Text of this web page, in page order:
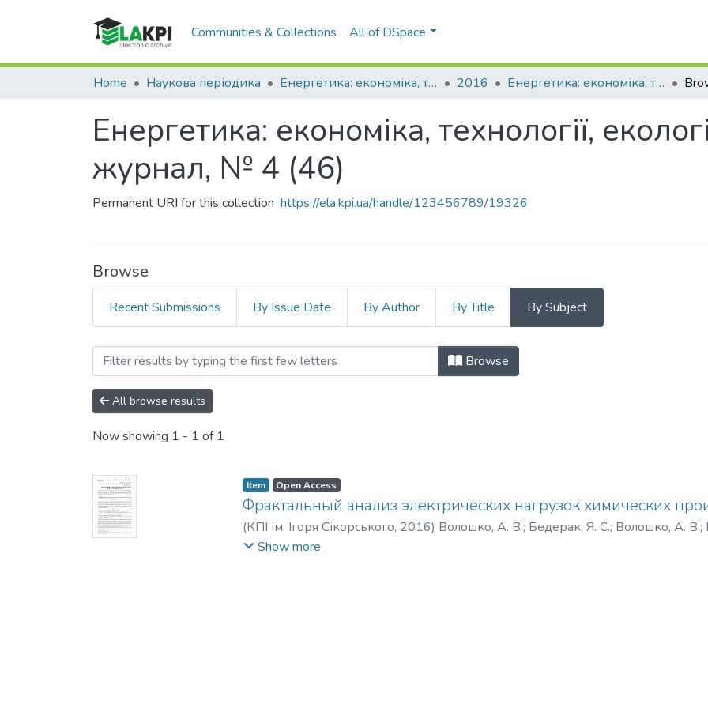
Communities & Collections All of DSpace
Home Наукова періодика Енергетика: економіка, технології, екологія 2016 Енергетика: економіка, технології, екологія: науковий журнал, № 4 (46)
Енергетика: економіка, технології,
журнал, № 4 (46)
Permanent URI for this collection https://ela.kpi.ua/handle/123456789/19326
Browse
Recent Submissions By Issue Date By Author By Title By Subject
Browsing Енергетика: економіка, технології, екологія:
Browse
All browse results
Now showing 1 - 1 of 1
Item Open Access
Фрактальный анализ электрических нагрузок химических
(КПІ ім. Ігоря Сікорського, 2016) Волошко, А. В.; Бедерак, Я. С.; Волошко, А. В.;
Bederak, Y.
Show more